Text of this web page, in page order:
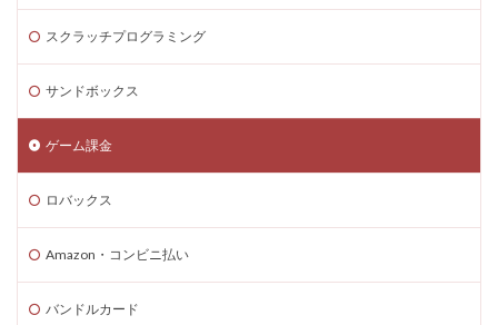
スクラッチプログラミング
サンドボックス
ゲーム課金
ロバックス
Amazon・コンビニ払い
バンドルカード